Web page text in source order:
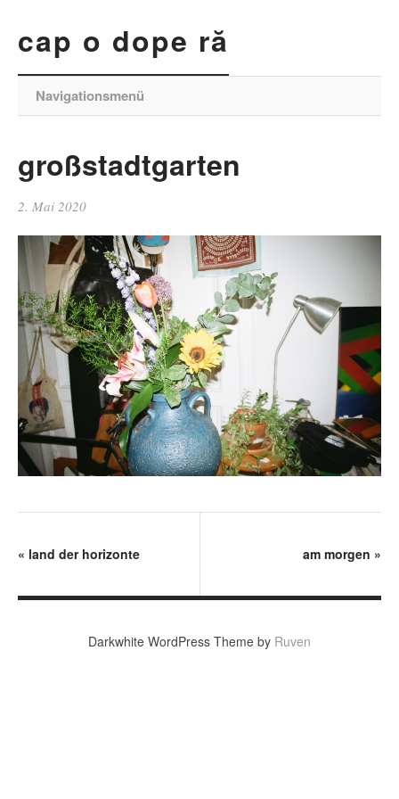
cap o dope ră
Navigationsmenü
großstadtgarten
2. Mai 2020
« land der horizonte am morgen »
Darkwhite WordPress Theme by Ruven